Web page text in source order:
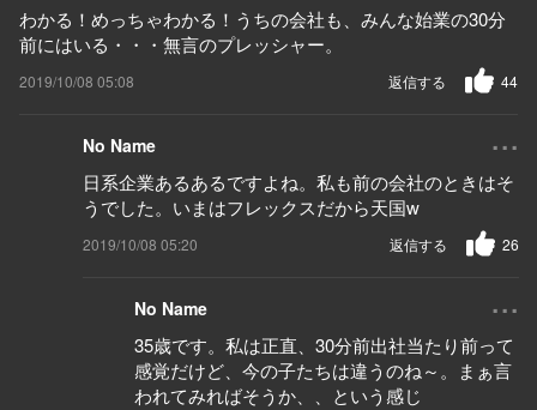
わかる！めっちゃわかる！うちの会社も、みんな始業の30分
前にはいる・・・無言のプレッシャー。
2019/10/08 05:08 44
返信する
No Name ...
日系企業あるあるですよね。私も前の会社のときはそ
うでした。いまはフレックスだから天国w
2019/10/08 05:20 26
返信する
No Name ...
35歳です。私は正直、30分前出社当たり前って
感覚だけど、今の子たちは違うのね～。まぁ言
われてみればそうか、、という感じ